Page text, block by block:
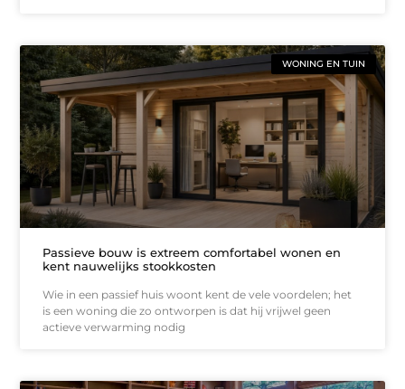
WONING EN TUIN
Passieve bouw is extreem comfortabel wonen en
kent nauwelijks stookkosten
Wie in een passief huis woont kent de vele voordelen; het
is een woning die zo ontworpen is dat hij vrijwel geen
actieve verwarming nodig